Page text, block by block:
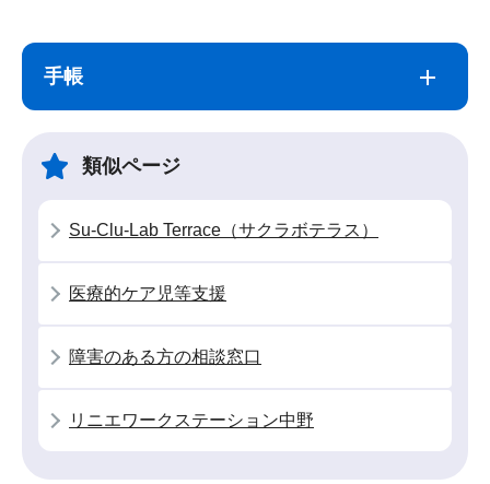
こ
手帳
類似ページ
Su-Clu-Lab Terrace（サクラボテラス）
医療的ケア児等支援
障害のある方の相談窓口
リニエワークステーション中野